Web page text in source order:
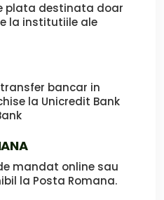
plata destinata doar
la institutiile ale
bancar in
la Unicredit Bank
mandat online sau
la Posta Romana.